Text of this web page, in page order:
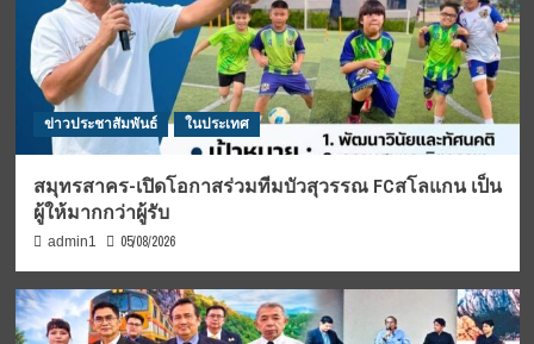
ข่าวประชาสัมพันธ์ ในประเทศ
สมุทรสาคร-เปิดโอกาสร่วมทีมบัวสุวรรณ FCสโลแกน เป็น
ผู้ให้มากกว่าผู้รับ
admin1 05/08/2026